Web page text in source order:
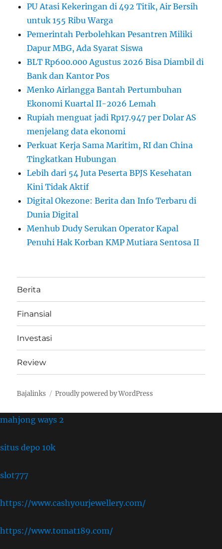
PU Atasi Kekeringan di 492 Titik, Air Bersih
untuk 155 Ribu Warga
Pemerintah Perbolehkan Pesantren Miliki
Dapur MBG, Ada Syarat Siswa
BLT Rp600.000 Agustus 2026 Bisa Diambil di
Bank dan Kantor Pos
Menko Airlangga Bantah Pertumbuhan
Ekonomi Kuartal II-2026 Lemah
Rupiah menguat jadi Rp17.947 per Dolar AS
menjelang data ekonomi
Perkuat Kerja Sama Maritim, RI dan China
Tingkatkan Hubungan
Lebih dari 54 Juta Peserta BPJS Kesehatan
Kini Tidak Aktif
Digital Okezone: Berita dan Info Terbaru di
Dunia Digital
Menhub Dudy Serukan Operator Kapal
Penuhi Hak Korban KMP Mutiara Sentosa II
Berita
Finansial
Investasi
Review
Bajalinks Proudly powered by WordPress
mahjong ways 2
situs depo 10k
slot777
https://www.cashyourjewellery.com/
https://www.tomat189.com/